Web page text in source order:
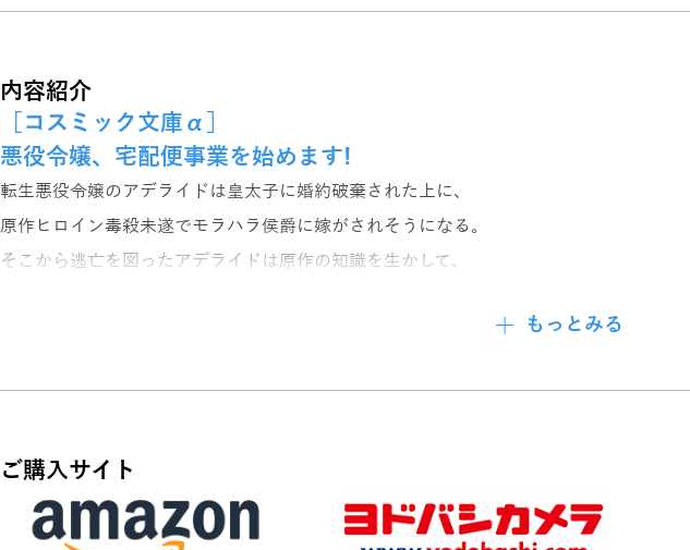
内容紹介
［コスミック文庫α］
悪役令嬢、宅配便事業を始めます!
転生悪役令嬢のアデライドは皇太子に婚約破棄された上に、
原作ヒロイン毒殺未遂でモラハラ侯爵に嫁がされそうになる。
そこから逃亡を図ったアデライドは原作の知識を生かして、
これで一族を潰されそうになっても対抗できると安心した途端、原作補正の力が働き、
もっとみる
ご購入サイト